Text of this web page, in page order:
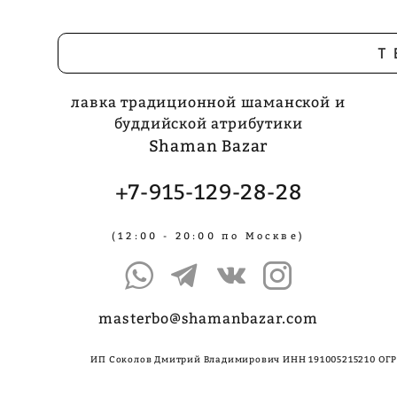
лавка традиционной шаманской и
буддийской атрибутики
Shaman Bazar
+7-915-129-28-28
(12:00 - 20:00 по Москве)
masterbo@shamanbazar.com
ИП Соколов Дмитрий Владимирович ИНН 191005215210